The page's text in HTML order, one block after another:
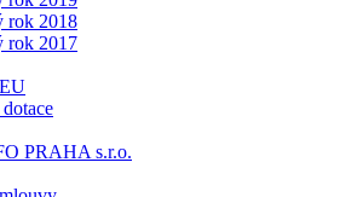
rok 2018
rok 2017
PRAHA s.r.o.